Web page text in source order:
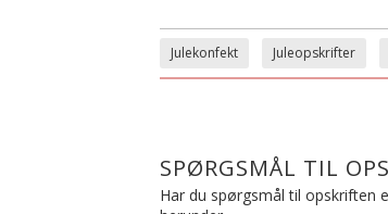
Julekonfekt Juleopskrifter
SPØRGSMÅL TIL
Har du spørgsmål til opskriften